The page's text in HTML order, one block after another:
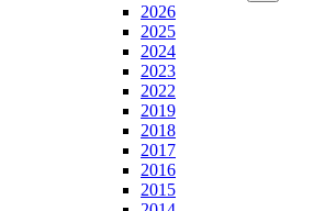
2026
2025
2024
2023
2022
2019
2018
2017
2016
2015